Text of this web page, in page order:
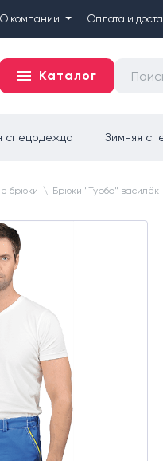
О компании Оплата и
Каталог
спецодежда Зимняя
брюки \ Брюки "Турбо" василёк